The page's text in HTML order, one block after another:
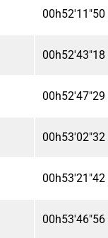
00h52'11"50
00h52'43"18
00h52'47"29
00h53'02"32
00h53'21"42
00h53'46"56